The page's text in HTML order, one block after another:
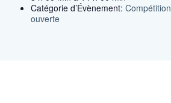
Catégorie d’Évènement: Compétition
ouverte